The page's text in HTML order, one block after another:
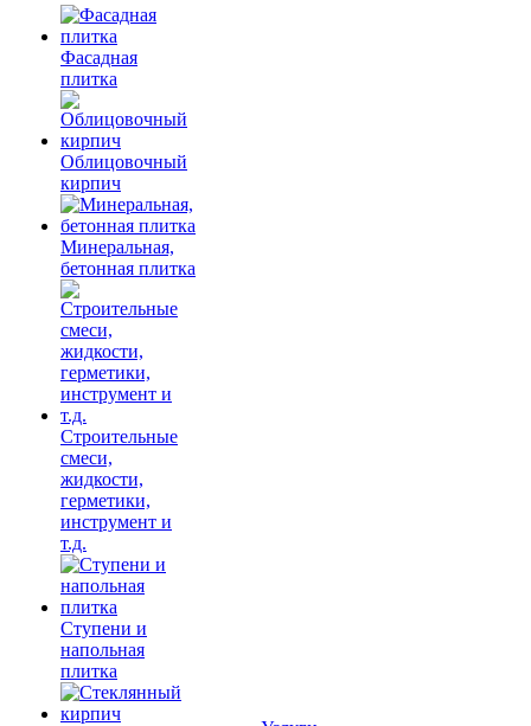
Фасадная
плитка
Облицовочный
кирпич
Минеральная,
бетонная плитка
Строительные
смеси,
жидкости,
герметики,
инструмент и
т.д.
Ступени и
напольная
плитка